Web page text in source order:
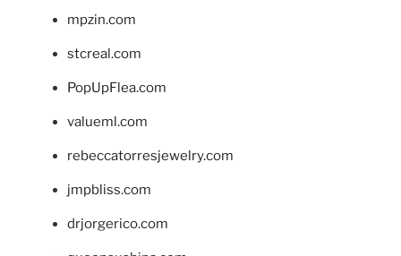
mpzin.com
stcreal.com
PopUpFlea.com
valueml.com
rebeccatorresjewelry.com
jmpbliss.com
drjorgerico.com